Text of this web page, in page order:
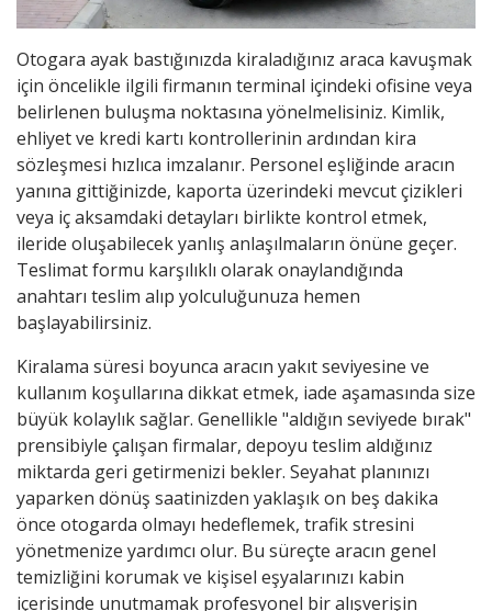
Otogara ayak bastığınızda kiraladığınız araca kavuşmak
için öncelikle ilgili firmanın terminal içindeki ofisine veya
belirlenen buluşma noktasına yönelmelisiniz. Kimlik,
ehliyet ve kredi kartı kontrollerinin ardından kira
sözleşmesi hızlıca imzalanır. Personel eşliğinde aracın
yanına gittiğinizde, kaporta üzerindeki mevcut çizikleri
veya iç aksamdaki detayları birlikte kontrol etmek,
ileride oluşabilecek yanlış anlaşılmaların önüne geçer.
Teslimat formu karşılıklı olarak onaylandığında
anahtarı teslim alıp yolculuğunuza hemen
başlayabilirsiniz.
Kiralama süresi boyunca aracın yakıt seviyesine ve
kullanım koşullarına dikkat etmek, iade aşamasında size
büyük kolaylık sağlar. Genellikle "aldığın seviyede bırak"
prensibiyle çalışan firmalar, depoyu teslim aldığınız
miktarda geri getirmenizi bekler. Seyahat planınızı
yaparken dönüş saatinizden yaklaşık on beş dakika
önce otogarda olmayı hedeflemek, trafik stresini
yönetmenize yardımcı olur. Bu süreçte aracın genel
temizliğini korumak ve kişisel eşyalarınızı kabin
içerisinde unutmamak profesyonel bir alışverişin